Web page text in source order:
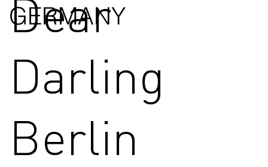
GERMANY
Dear
Darling
Berlin